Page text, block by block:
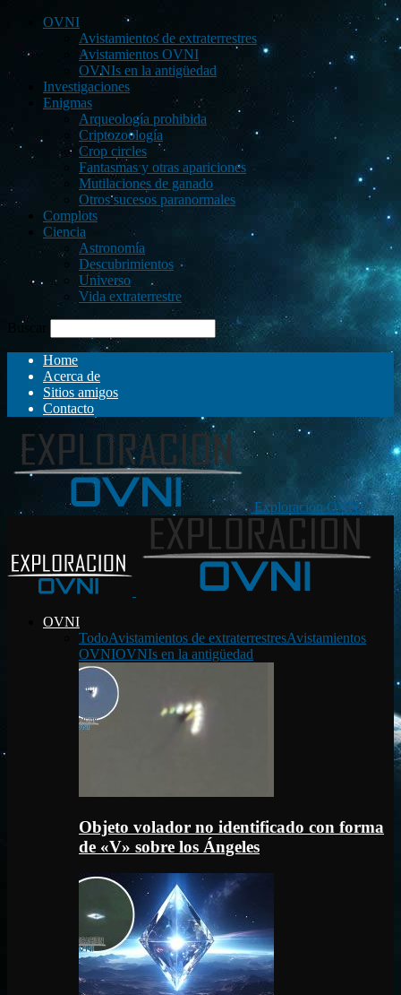
OVNI
Avistamientos de extraterrestres
Avistamientos OVNI
OVNIs en la antigüedad
Investigaciones
Enigmas
Arqueología prohibida
Criptozoología
Crop circles
Fantasmas y otras apariciones
Mutilaciones de ganado
Otros sucesos paranormales
Complots
Ciencia
Astronomía
Descubrimientos
Universo
Vida extraterrestre
Buscar
Home
Acerca de
Sitios amigos
Contacto
Exploración OVNI
OVNI
TodoAvistamientos de extraterrestresAvistamientos
OVNIOVNIs en la antigüedad
Objeto volador no identificado con forma
de «V» sobre los Ángeles